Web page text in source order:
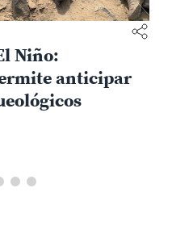
Niño:
anticipar